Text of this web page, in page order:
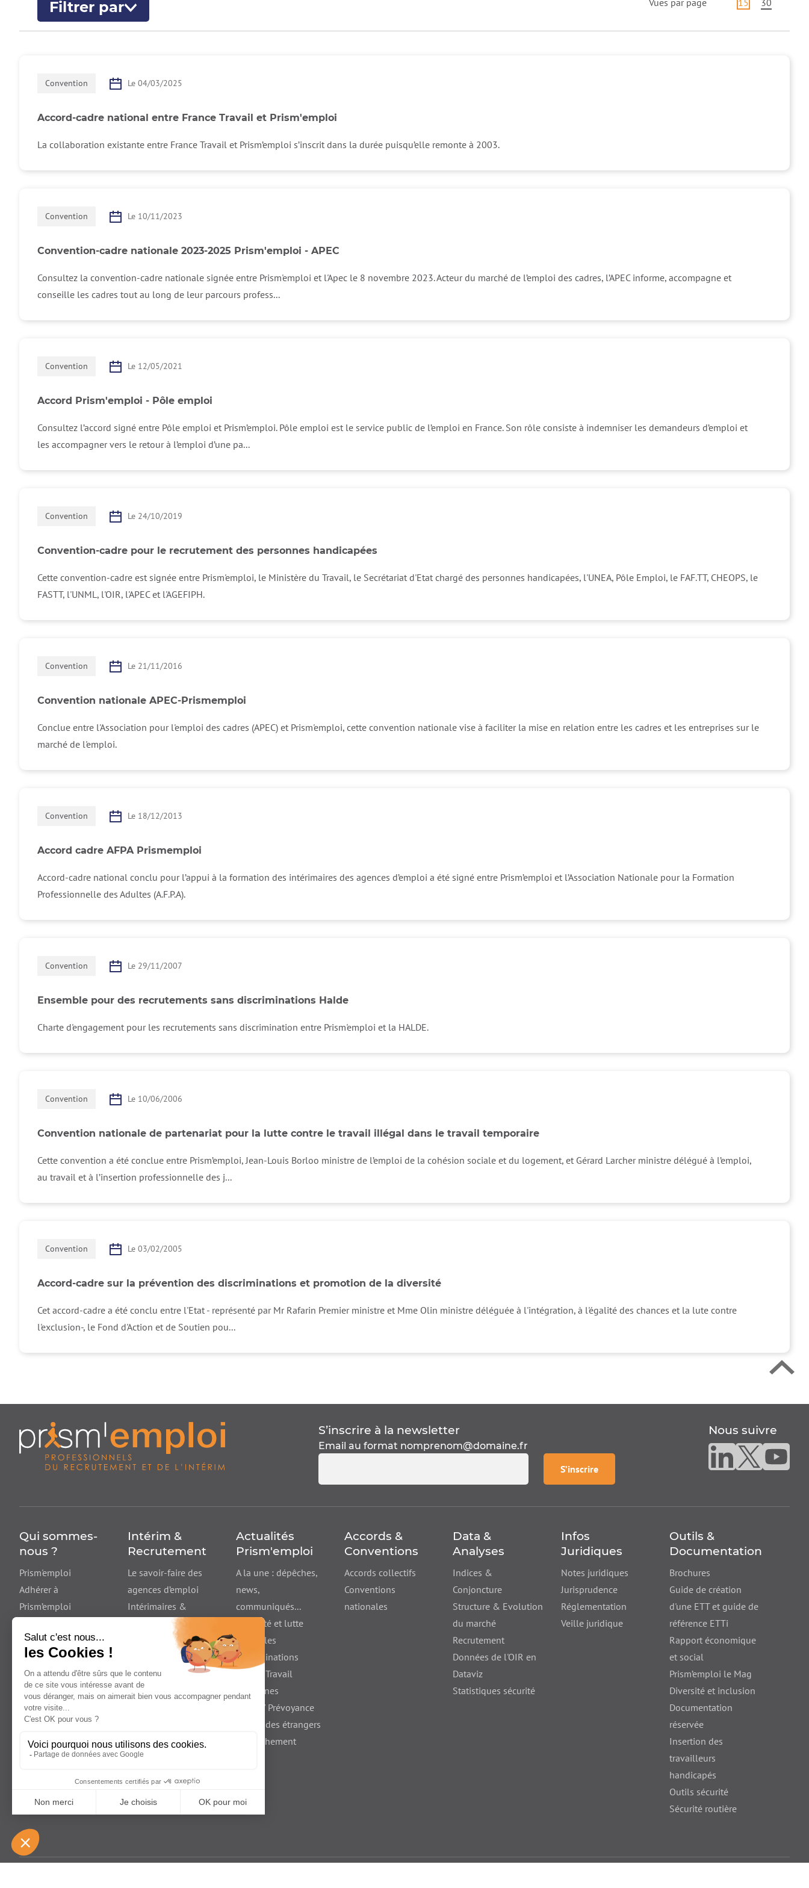
Filtrer par
années, par types de contenus ou par régions
Vues par page 15 30
Convention Le 04/03/2025
Accord-cadre national entre France Travail et Prism'emploi
La collaboration existante entre France Travail et Prism’emploi s’inscrit dans la durée puisqu’elle remonte à 2003.
Convention Le 10/11/2023
Convention-cadre nationale 2023-2025 Prism'emploi - APEC
Consultez la convention-cadre nationale signée entre Prism'emploi et l'Apec le 8 novembre 2023. Acteur du marché de l’emploi des cadres, l’APEC informe, accompagne et
conseille les cadres tout au long de leur parcours profess...
Convention Le 12/05/2021
Accord Prism'emploi - Pôle emploi
Consultez l’accord signé entre Pôle emploi et Prism’emploi. Pôle emploi est le service public de l’emploi en France. Son rôle consiste à indemniser les demandeurs d’emploi et
les accompagner vers le retour à l’emploi d’une pa...
Convention Le 24/10/2019
Convention-cadre pour le recrutement des personnes handicapées
Cette convention-cadre est signée entre Prism'emploi, le Ministère du Travail, le Secrétariat d'Etat chargé des personnes handicapées, l'UNEA, Pôle Emploi, le FAF.TT, CHEOPS, le
FASTT, l'UNML, l'OIR, l'APEC et l'AGEFIPH.
Convention Le 21/11/2016
Convention nationale APEC-Prismemploi
Conclue entre l'Association pour l'emploi des cadres (APEC) et Prism'emploi, cette convention nationale vise à faciliter la mise en relation entre les cadres et les entreprises sur le
marché de l'emploi.
Convention Le 18/12/2013
Accord cadre AFPA Prismemploi
Accord-cadre national conclu pour l’appui à la formation des intérimaires des agences d’emploi a été signé entre Prism’emploi et l’Association Nationale pour la Formation
Professionnelle des Adultes (A.F.P.A).
Convention Le 29/11/2007
Ensemble pour des recrutements sans discriminations Halde
Charte d'engagement pour les recrutements sans discrimination entre Prism'emploi et la HALDE.
Convention Le 10/06/2006
Convention nationale de partenariat pour la lutte contre le travail illégal dans le travail temporaire
Cette convention a été conclue entre Prism’emploi, Jean-Louis Borloo ministre de l’emploi de la cohésion sociale et du logement, et Gérard Larcher ministre délégué à l’emploi,
au travail et à l’insertion professionnelle des j...
Convention Le 03/02/2005
Accord-cadre sur la prévention des discriminations et promotion de la diversité
Cet accord-cadre a été conclu entre l'Etat - représenté par Mr Rafarin Premier ministre et Mme Olin ministre déléguée à l'intégration, à l'égalité des chances et la lute contre
l'exclusion-, le Fond d'Action et de Soutien pou...
S’inscrire à la newsletter
Email au format nomprenom@domaine.fr
S’inscrire
à lanewsletter
Nous suivre
Nous suivre sur
Nous suivre
Nous
Qui sommes-
nous ?
Prism'emploi
Adhérer à
Prism’emploi
Intérim &
Recrutement
Le savoir-faire des
agences d’emploi
Intérimaires &
Actualités
Prism'emploi
A la une : dépêches,
news,
communiqués...
Diversité et lutte
contre les
discriminations
France Travail
Les jeunes
Santé / Prévoyance
Travail des étrangers
/ Détachement
Accords &
Conventions
Accords collectifs
Conventions
nationales
Data &
Analyses
Indices &
Conjoncture
Structure & Evolution
du marché
Recrutement
Données de l'OIR en
Dataviz
Statistiques sécurité
Infos
Juridiques
Notes juridiques
Jurisprudence
Réglementation
Veille juridique
Outils &
Documentation
Brochures
Guide de création
d'une ETT et guide de
référence ETTi
Rapport économique
et social
Prism’emploi le Mag
Diversité et inclusion
Documentation
réservée
Insertion des
travailleurs
handicapés
Outils sécurité
Sécurité routière